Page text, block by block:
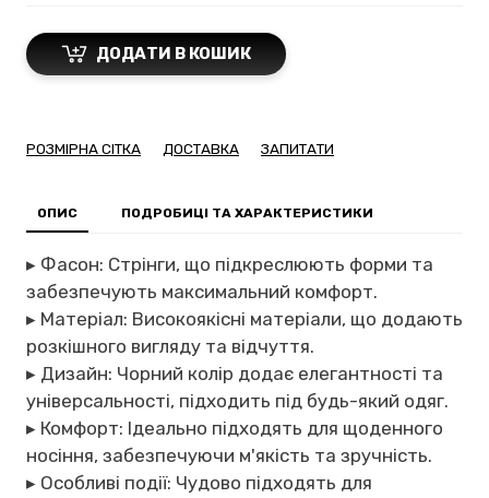
ДОДАТИ В КОШИК
РОЗМІРНА СІТКА ДОСТАВКА ЗАПИТАТИ
ОПИС ПОДРОБИЦІ ТА ХАРАКТЕРИСТИКИ
▸ Фасон: Стрінги, що підкреслюють форми та
забезпечують максимальний комфорт.
▸ Матеріал: Високоякісні матеріали, що додають
розкішного вигляду та відчуття.
▸ Дизайн: Чорний колір додає елегантності та
універсальності, підходить під будь-який одяг.
▸ Комфорт: Ідеально підходять для щоденного
носіння, забезпечуючи м'якість та зручність.
▸ Особливі події: Чудово підходять для